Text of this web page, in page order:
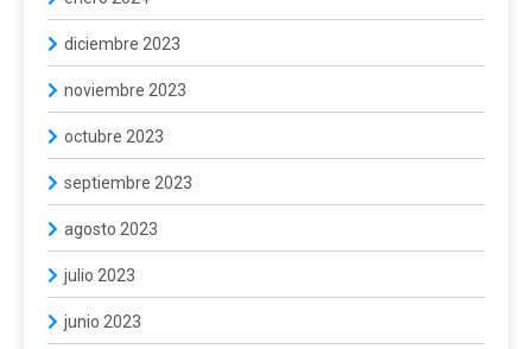
diciembre 2023
noviembre 2023
octubre 2023
septiembre 2023
agosto 2023
julio 2023
junio 2023